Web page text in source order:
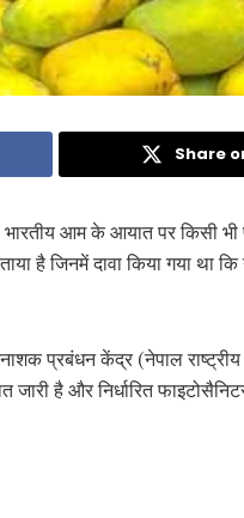
Share
आम के आयात पर किसी भी
है जिनमें दावा किया गया
प्रबंधन केंद्र (नेपाल
है और निर्धारित